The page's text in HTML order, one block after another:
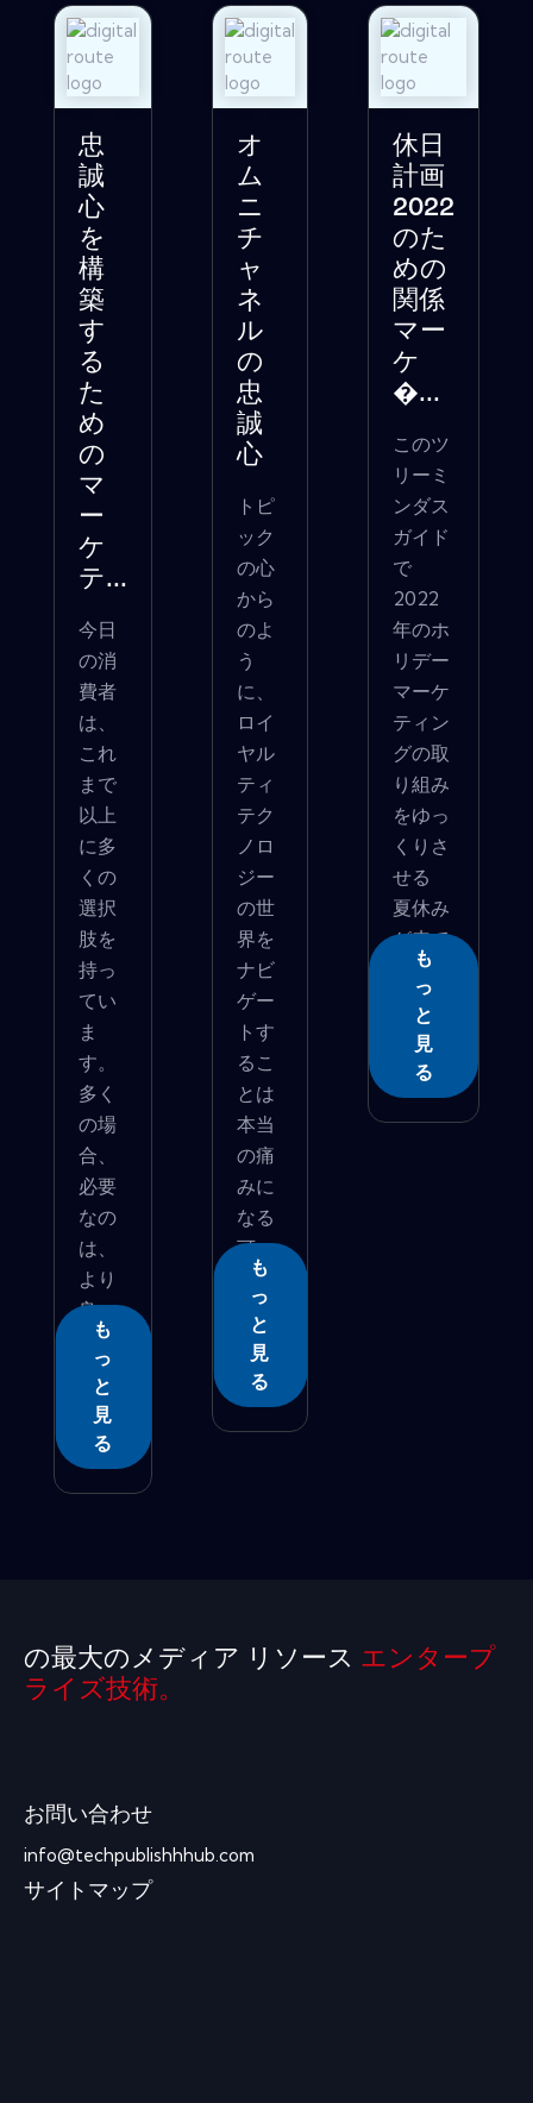
忠
誠
心
を
構
築
す
る
た
め
の
マ
ー
ケ
テ...
今日
の消
費者
は、
これ
まで
以上
に多
くの
選択
肢を
持っ
てい
ま
す。
多く
の場
合、
必要
なの
は、
より
良い
オ�...
も
っ
と
見
る
オ
ム
ニ
チ
ャ
ネ
ル
の
忠
誠
心
トピ
ック
の心
から
のよ
う
に、
ロイ
ヤル
ティ
テク
ノロ
ジー
の世
界を
ナビ
ゲー
トす
るこ
とは
本当
の痛
みに
なる
可
能...
も
っ
と
見
る
休日
計画
2022
のた
めの
関係
マー
ケ
�...
このツ
リーミ
ンダス
ガイド
で
2022
年のホ
リデー
マーケ
ティン
グの取
り組み
をゆっ
くりさ
せる
夏休み
が来て
�...も
っ
と
見
る
の最大のメディア リソース エンタープ
ライズ技術。
お問い合わせ
info@techpublishhhub.com
サイトマップ